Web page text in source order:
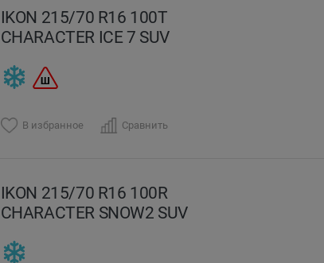
IKON 215/70 R16 100T
CHARACTER ICE 7 SUV
В избранное Сравнить
IKON 215/70 R16 100R
CHARACTER SNOW2 SUV